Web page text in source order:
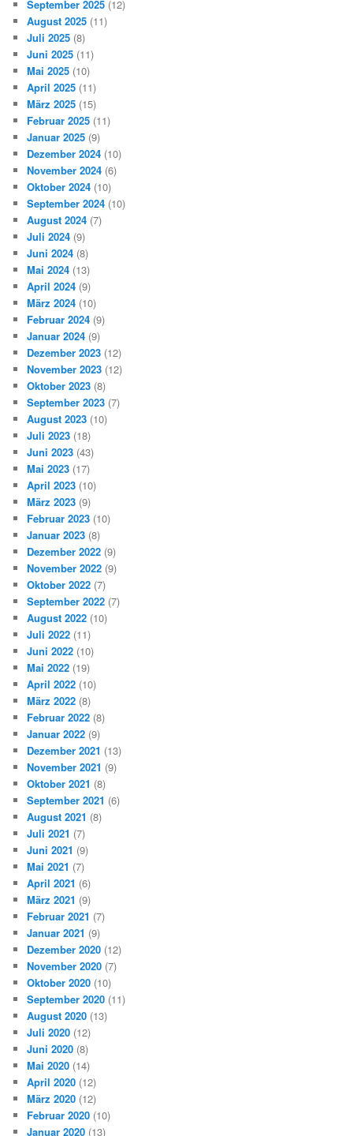
September 2025 (12)
August 2025 (11)
Juli 2025 (8)
Juni 2025 (11)
Mai 2025 (10)
April 2025 (11)
März 2025 (15)
Februar 2025 (11)
Januar 2025 (9)
Dezember 2024 (10)
November 2024 (6)
Oktober 2024 (10)
September 2024 (10)
August 2024 (7)
Juli 2024 (9)
Juni 2024 (8)
Mai 2024 (13)
April 2024 (9)
März 2024 (10)
Februar 2024 (9)
Januar 2024 (9)
Dezember 2023 (12)
November 2023 (12)
Oktober 2023 (8)
September 2023 (7)
August 2023 (10)
Juli 2023 (18)
Juni 2023 (43)
Mai 2023 (17)
April 2023 (10)
März 2023 (9)
Februar 2023 (10)
Januar 2023 (8)
Dezember 2022 (9)
November 2022 (9)
Oktober 2022 (7)
September 2022 (7)
August 2022 (10)
Juli 2022 (11)
Juni 2022 (10)
Mai 2022 (19)
April 2022 (10)
März 2022 (8)
Februar 2022 (8)
Januar 2022 (9)
Dezember 2021 (13)
November 2021 (9)
Oktober 2021 (8)
September 2021 (6)
August 2021 (8)
Juli 2021 (7)
Juni 2021 (9)
Mai 2021 (7)
April 2021 (6)
März 2021 (9)
Februar 2021 (7)
Januar 2021 (9)
Dezember 2020 (12)
November 2020 (7)
Oktober 2020 (10)
September 2020 (11)
August 2020 (13)
Juli 2020 (12)
Juni 2020 (8)
Mai 2020 (14)
April 2020 (12)
März 2020 (12)
Februar 2020 (10)
Januar 2020 (13)